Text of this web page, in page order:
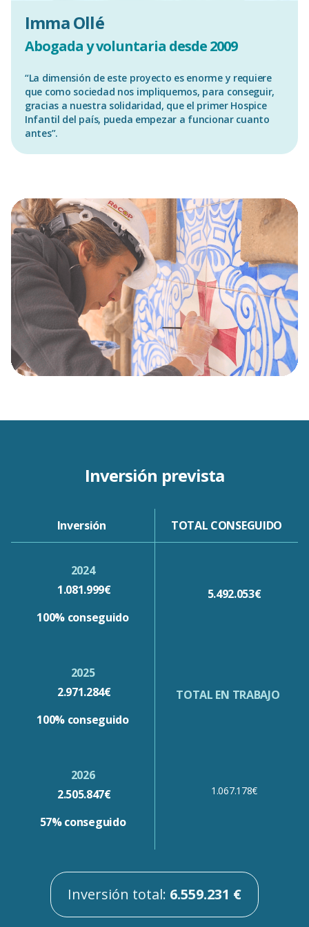
Imma Ollé
Abogada y voluntaria desde 2009
“La dimensión de este proyecto es enorme y requiere
que como sociedad nos impliquemos, para conseguir,
gracias a nuestra solidaridad, que el primer Hospice
Infantil del país, pueda empezar a funcionar cuanto
antes”.
Inversión prevista
Inversión TOTAL CONSEGUIDO
2024
1.081.999€
100% conseguido
5.492.053€
2025
2.971.284€
100% conseguido
TOTAL EN TRABAJO
2026
2.505.847€
57% conseguido
1.067.178€
Inversión total: 6.559.231 €